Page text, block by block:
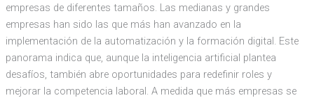
empresas de diferentes tamaños. Las medianas y grandes
empresas han sido las que más han avanzado en la
implementación de la automatización y la formación digital. Este
panorama indica que, aunque la inteligencia artificial plantea
desafíos, también abre oportunidades para redefinir roles y
mejorar la competencia laboral. A medida que más empresas se